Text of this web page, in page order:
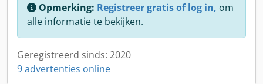
Opmerking: Registreer gratis of log in, om
alle informatie te bekijken.
Geregistreerd sinds: 2020
9 advertenties online